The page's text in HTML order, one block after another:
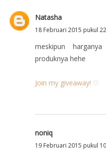
Natasha
18 Februari 2015 pukul
meskipun
produknya hehe
Join my giveaway! ♡
noniq
19 Februari 2015 pukul